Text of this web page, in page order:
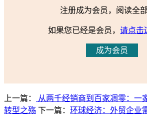
注册成为会员，阅读全
如果您已经是会员， 请点击
成为会员
上一篇：
从两千经销商到百家凋零：一
转型之殇 下一篇： 环球经济：外贸企业